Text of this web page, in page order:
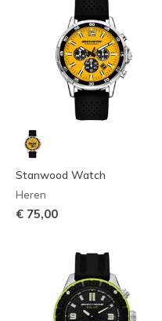
Stanwood Watch
Heren
€ 75,00